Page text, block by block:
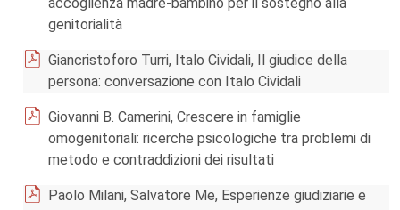
genitorialità
Giancristoforo Turri, Italo Cividali, Il giudice della
persona: conversazione con Italo Cividali
Giovanni B. Camerini, Crescere in famiglie
omogenitoriali: ricerche psicologiche tra problemi di
metodo e contraddizioni dei risultati
Paolo Milani, Salvatore Me, Esperienze giudiziarie e